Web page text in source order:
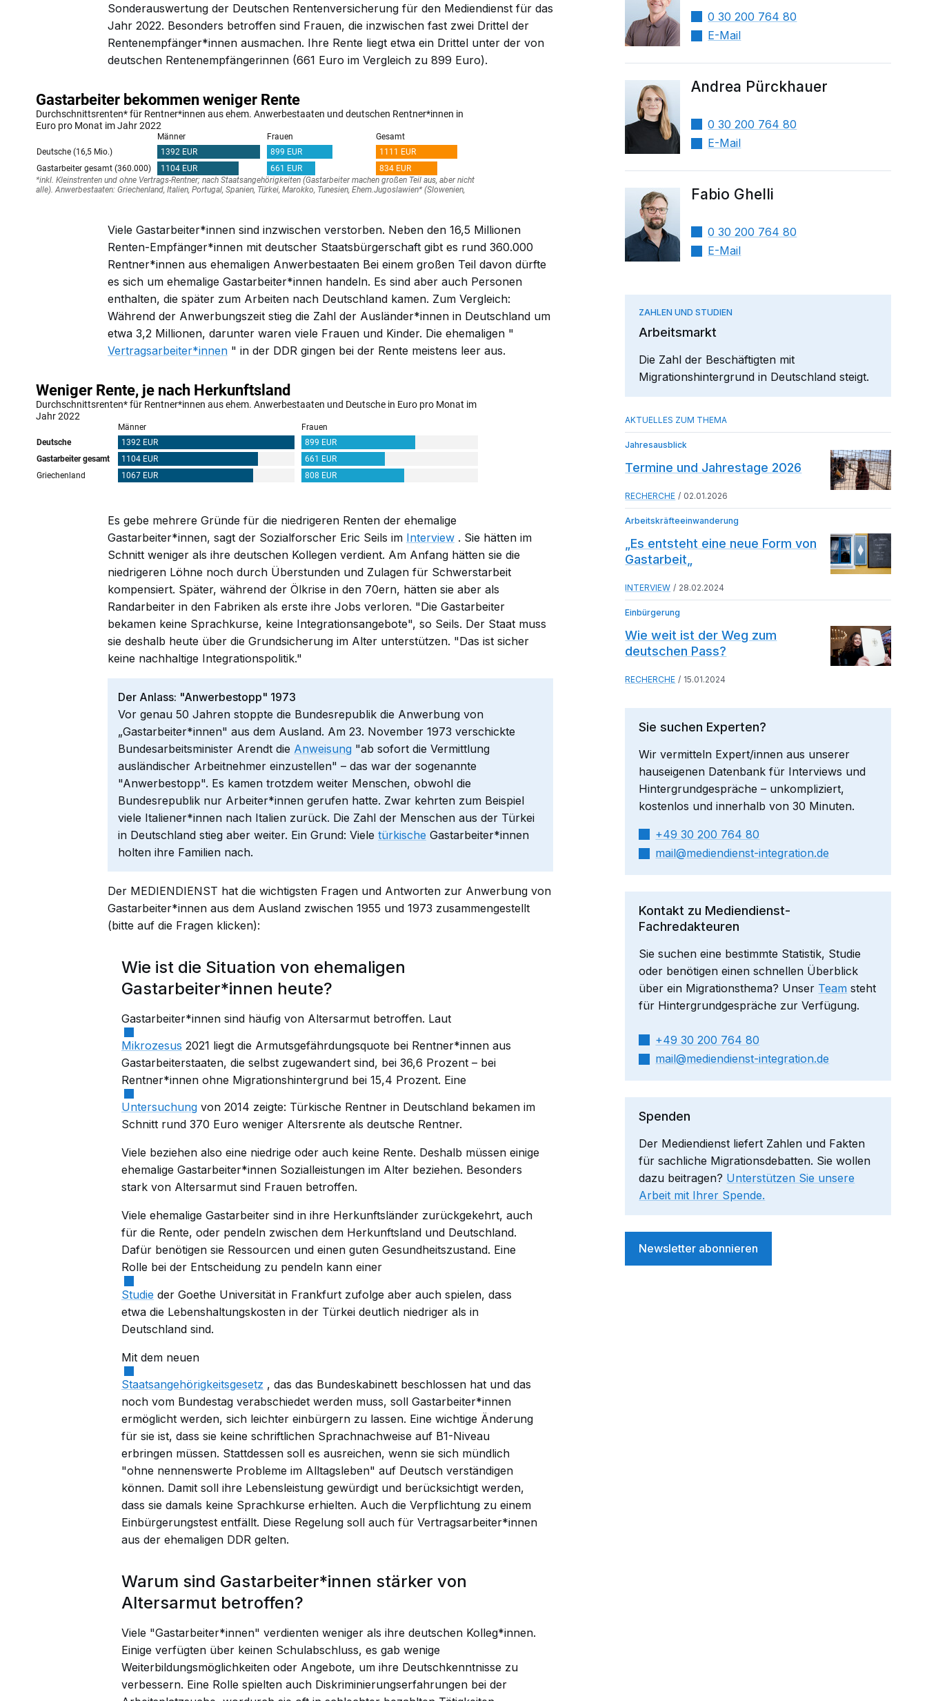
Sonderauswertung der Deutschen Rentenversicherung für den Mediendienst für das
Jahr 2022. Besonders betroffen sind Frauen, die inzwischen fast zwei Drittel der
Rentenempfänger*innen ausmachen. Ihre Rente liegt etwa ein Drittel unter der von
deutschen Rentenempfängerinnen (661 Euro im Vergleich zu 899 Euro).
Viele Gastarbeiter*innen sind inzwischen verstorben. Neben den 16,5 Millionen
Renten-Empfänger*innen mit deutscher Staatsbürgerschaft gibt es rund 360.000
Rentner*innen aus ehemaligen Anwerbestaaten Bei einem großen Teil davon dürfte
es sich um ehemalige Gastarbeiter*innen handeln. Es sind aber auch Personen
enthalten, die später zum Arbeiten nach Deutschland kamen. Zum Vergleich:
Während der Anwerbungszeit stieg die Zahl der Ausländer*innen in Deutschland um
etwa 3,2 Millionen, darunter waren viele Frauen und Kinder. Die ehemaligen "
Vertragsarbeiter*innen " in der DDR gingen bei der Rente meistens leer aus.
Es gebe mehrere Gründe für die niedrigeren Renten der ehemalige
Gastarbeiter*innen, sagt der Sozialforscher Eric Seils im Interview . Sie hätten im
Schnitt weniger als ihre deutschen Kollegen verdient. Am Anfang hätten sie die
niedrigeren Löhne noch durch Überstunden und Zulagen für Schwerstarbeit
kompensiert. Später, während der Ölkrise in den 70ern, hätten sie aber als
Randarbeiter in den Fabriken als erste ihre Jobs verloren. "Die Gastarbeiter
bekamen keine Sprachkurse, keine Integrationsangebote", so Seils. Der Staat muss
sie deshalb heute über die Grundsicherung im Alter unterstützen. "Das ist sicher
keine nachhaltige Integrationspolitik."
Der Anlass: "Anwerbestopp" 1973
Vor genau 50 Jahren stoppte die Bundesrepublik die Anwerbung von
„Gastarbeiter*innen" aus dem Ausland. Am 23. November 1973 verschickte
Bundesarbeitsminister Arendt die Anweisung "ab sofort die Vermittlung
ausländischer Arbeitnehmer einzustellen" – das war der sogenannte
"Anwerbestopp". Es kamen trotzdem weiter Menschen, obwohl die
Bundesrepublik nur Arbeiter*innen gerufen hatte. Zwar kehrten zum Beispiel
viele Italiener*innen nach Italien zurück. Die Zahl der Menschen aus der Türkei
in Deutschland stieg aber weiter. Ein Grund: Viele türkische Gastarbeiter*innen
holten ihre Familien nach.
Der MEDIENDIENST hat die wichtigsten Fragen und Antworten zur Anwerbung von
Gastarbeiter*innen aus dem Ausland zwischen 1955 und 1973 zusammengestellt
(bitte auf die Fragen klicken):
Wie ist die Situation von ehemaligen
Gastarbeiter*innen heute?
Gastarbeiter*innen sind häufig von Altersarmut betroffen. Laut
Mikrozesus 2021 liegt die Armutsgefährdungsquote bei Rentner*innen aus
Gastarbeiterstaaten, die selbst zugewandert sind, bei 36,6 Prozent – bei
Rentner*innen ohne Migrationshintergrund bei 15,4 Prozent. Eine
Untersuchung von 2014 zeigte: Türkische Rentner in Deutschland bekamen im
Schnitt rund 370 Euro weniger Altersrente als deutsche Rentner.
Viele beziehen also eine niedrige oder auch keine Rente. Deshalb müssen einige
ehemalige Gastarbeiter*innen Sozialleistungen im Alter beziehen. Besonders
stark von Altersarmut sind Frauen betroffen.
Viele ehemalige Gastarbeiter sind in ihre Herkunftsländer zurückgekehrt, auch
für die Rente, oder pendeln zwischen dem Herkunftsland und Deutschland.
Dafür benötigen sie Ressourcen und einen guten Gesundheitszustand. Eine
Rolle bei der Entscheidung zu pendeln kann einer
Studie der Goethe Universität in Frankfurt zufolge aber auch spielen, dass
etwa die Lebenshaltungskosten in der Türkei deutlich niedriger als in
Deutschland sind.
Mit dem neuen
Staatsangehörigkeitsgesetz , das das Bundeskabinett beschlossen hat und das
noch vom Bundestag verabschiedet werden muss, soll Gastarbeiter*innen
ermöglicht werden, sich leichter einbürgern zu lassen. Eine wichtige Änderung
für sie ist, dass sie keine schriftlichen Sprachnachweise auf B1-Niveau
erbringen müssen. Stattdessen soll es ausreichen, wenn sie sich mündlich
"ohne nennenswerte Probleme im Alltagsleben" auf Deutsch verständigen
können. Damit soll ihre Lebensleistung gewürdigt und berücksichtigt werden,
dass sie damals keine Sprachkurse erhielten. Auch die Verpflichtung zu einem
Einbürgerungstest entfällt. Diese Regelung soll auch für Vertragsarbeiter*innen
aus der ehemaligen DDR gelten.
Warum sind Gastarbeiter*innen stärker von
Altersarmut betroffen?
Viele "Gastarbeiter*innen" verdienten weniger als ihre deutschen Kolleg*innen.
Einige verfügten über keinen Schulabschluss, es gab wenige
Weiterbildungsmöglichkeiten oder Angebote, um ihre Deutschkenntnisse zu
verbessern. Eine Rolle spielten auch Diskriminierungserfahrungen bei der
0 30 200 764 80
E-Mail
Andrea Pürckhauer
0 30 200 764 80
E-Mail
Fabio Ghelli
0 30 200 764 80
E-Mail
ZAHLEN UND STUDIEN
Arbeitsmarkt
Die Zahl der Beschäftigten mit
Migrationshintergrund in Deutschland steigt.
Jahresausblick
Termine und Jahrestage 2026
RECHERCHE 02.01.2026
Arbeitskräfteeinwanderung
„Es entsteht eine neue Form von
Gastarbeit„
INTERVIEW 28.02.2024
Einbürgerung
Wie weit ist der Weg zum
deutschen Pass?
RECHERCHE 15.01.2024
Sie suchen Experten?
Wir vermitteln Expert/innen aus unserer
hauseigenen Datenbank für Interviews und
Hintergrundgespräche – unkompliziert,
kostenlos und innerhalb von 30 Minuten.
+49 30 200 764 80
mail​
mediendienst-integration.de
Kontakt zu Mediendienst-
Fachredakteuren
Sie suchen eine bestimmte Statistik, Studie
oder benötigen einen schnellen Überblick
über ein Migrationsthema? Unser Team steht
für Hintergrundgespräche zur Verfügung.
+49 30 200 764 80
mail​
mediendienst-integration.de
Spenden
Der Mediendienst liefert Zahlen und Fakten
für sachliche Migrationsdebatten. Sie wollen
dazu beitragen? Unterstützen Sie unsere
Arbeit mit Ihrer Spende.
Newsletter abonnieren